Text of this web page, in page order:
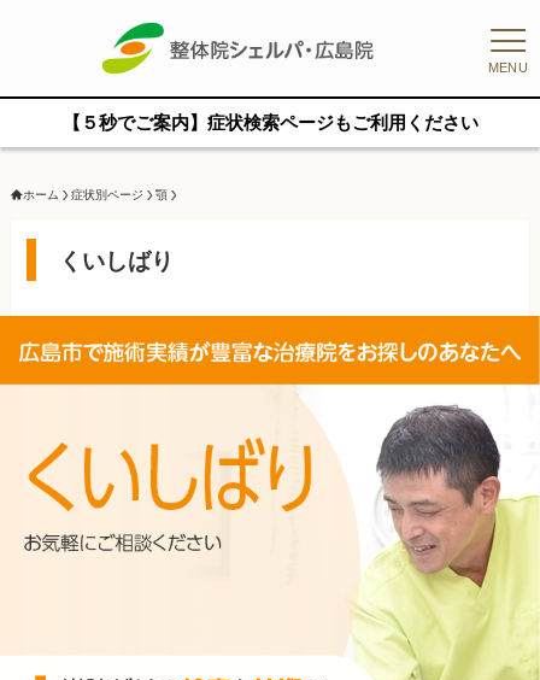
MENU
【５秒でご案内】症状検索ページもご利用ください
ホーム 症状別ページ 顎
くいしばり